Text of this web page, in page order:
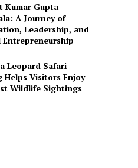
Kumar Gupta
A Journey of
Leadership, and
Entrepreneurship
Leopard Safari
Helps Visitors Enjoy
Wildlife Sightings